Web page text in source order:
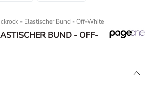
- Elastischer Bund - Off-White
BUND - OFF-